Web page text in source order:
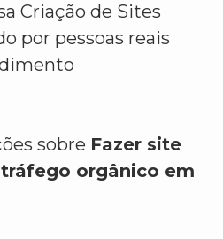
Criação de Sites
por pessoas reais
sobre Fazer site
orgânico em